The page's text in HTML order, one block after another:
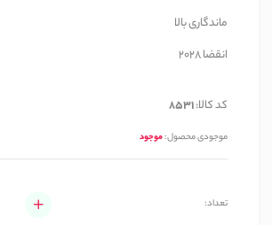
ماندگاری بالا
انقضا 2028
کد کالا:8531
موجودی محصول:موجود
تعداد: